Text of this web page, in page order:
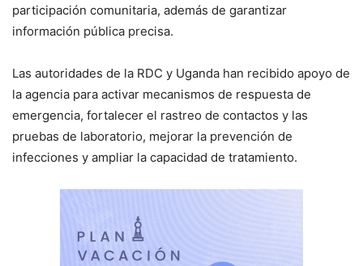
participación comunitaria, además de garantizar
información pública precisa.
Las autoridades de la RDC y Uganda han recibido apoyo de
la agencia para activar mecanismos de respuesta de
emergencia, fortalecer el rastreo de contactos y las
pruebas de laboratorio, mejorar la prevención de
infecciones y ampliar la capacidad de tratamiento.